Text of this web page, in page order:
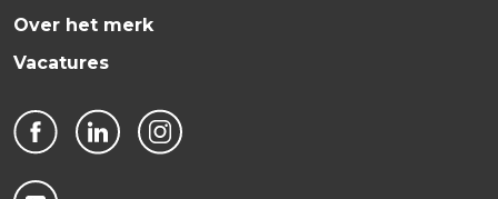
Over het merk
Vacatures